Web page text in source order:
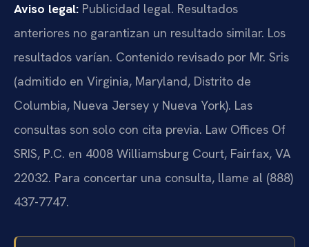
Aviso legal: Publicidad legal. Resultados
anteriores no garantizan un resultado similar. Los
resultados varían. Contenido revisado por Mr. Sris
(admitido en Virginia, Maryland, Distrito de
Columbia, Nueva Jersey y Nueva York). Las
consultas son solo con cita previa. Law Offices Of
SRIS, P.C. en 4008 Williamsburg Court, Fairfax, VA
22032. Para concertar una consulta, llame al (888)
437-7747.